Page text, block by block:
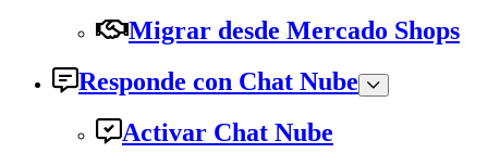
Migrar desde Mercado Shops
Responde con Chat Nube
Activar Chat Nube